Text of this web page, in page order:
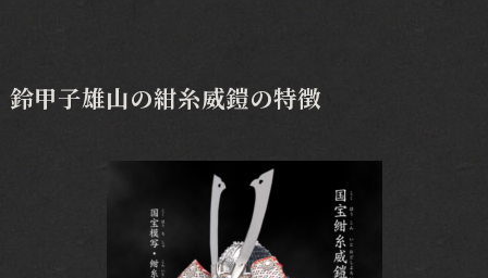
鈴甲子雄山の紺糸威鎧の特徴